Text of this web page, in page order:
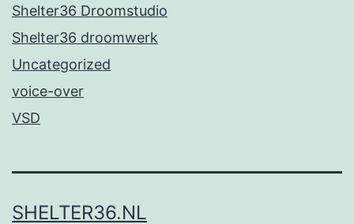
Shelter36 Droomstudio
Shelter36 droomwerk
Uncategorized
voice-over
VSD
SHELTER36.NL